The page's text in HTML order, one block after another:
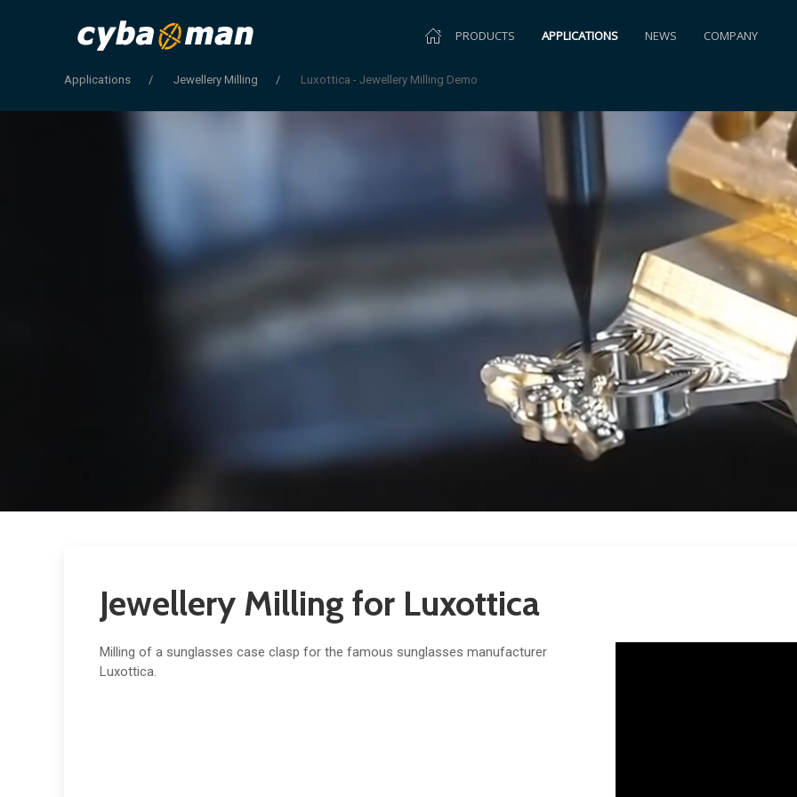
PRODUCTS APPLICATIONS NEWS COMPANY
Applications Jewellery Milling Luxottica - Jewellery Milling Demo
Jewellery Milling for Luxottica
Milling of a sunglasses case clasp for the famous sunglasses manufacturer
Luxottica.